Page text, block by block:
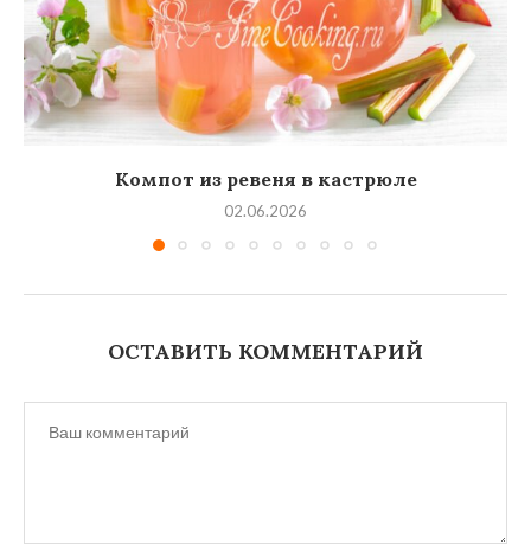
Компот из ревеня в кастрюле
02.06.2026
ОСТАВИТЬ КОММЕНТАРИЙ